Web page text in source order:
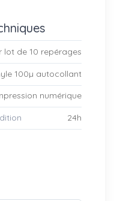
lot de 10 repérages
100µ autocollant
numérique
24h